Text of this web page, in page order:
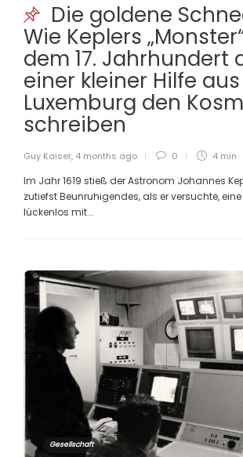
Die goldene
Wie Keplers
dem 17. Jahrhundert
einer kleiner Hilfe aus
Luxemburg den
schreiben
Guy Kaiser, 4 months ago 0 4 min
Im Jahr 1619 stieß der Astronom Johannes
zutiefst Beunruhigendes, als er versuchte,
lückenlos mit...
Gesellschaft